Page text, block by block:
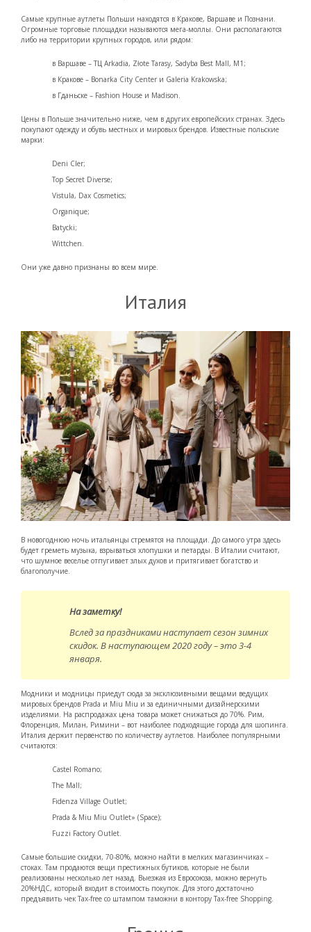
Самые крупные аутлеты Польши находятся в Кракове, Варшаве и Познани.
Огромные торговые площадки называются мега-моллы. Они располагаются
либо на территории крупных городов, или рядом:
в Варшаве – ТЦ Arkadia, Złote Tarasy, Sadyba Best Mall, M1;
в Кракове – Bonarka City Center и Galeria Krakowska;
в Гданьске – Fashion House и Madison.
Цены в Польше значительно ниже, чем в других европейских странах. Здесь
покупают одежду и обувь местных и мировых брендов. Известные польские
марки:
Deni Cler;
Top Secret Diverse;
Vistula, Dax Cosmetics;
Organique;
Batycki;
Wittchen.
Они уже давно признаны во всем мире.
Италия
В новогоднюю ночь итальянцы стремятся на площади. До самого утра здесь
будет греметь музыка, взрываться хлопушки и петарды. В Италии считают,
что шумное веселье отпугивает злых духов и притягивает богатство и
благополучие.
На заметку!
Вслед за праздниками наступает сезон зимних
скидок. В наступающем 2020 году – это 3-4
января.
Модники и модницы приедут сюда за эксклюзивными вещами ведущих
мировых брендов Prada и Miu Miu и за единичными дизайнерскими
изделиями. На распродажах цена товара может снижаться до 70%. Рим,
Флоренция, Милан, Римини – вот наиболее подходящие города для шопинга.
Италия держит первенство по количеству аутлетов. Наиболее популярными
считаются:
Castel Romano;
The Mall;
Fidenza Village Outlet;
Prada & Miu Miu Outlet» (Space);
Fuzzi Factory Outlet.
Самые большие скидки, 70-80%, можно найти в мелких магазинчиках –
стоках. Там продаются вещи престижных бутиков, которые не были
реализованы несколько лет назад. Выезжая из Евросоюза, можно вернуть
20%НДС, который входит в стоимость покупок. Для этого достаточно
предъявить чек Tax-free со штампом таможни в контору Tax-free Shopping.